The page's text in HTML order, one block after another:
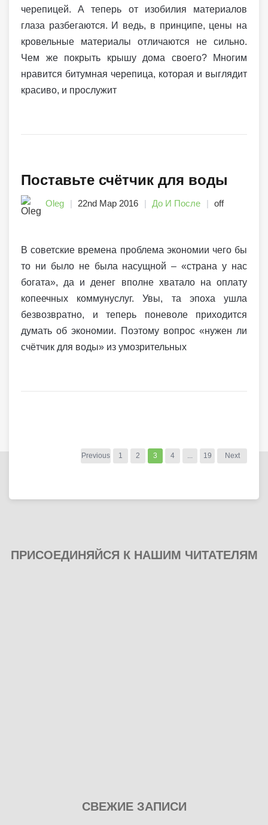
черепицей. А теперь от изобилия материалов
глаза разбегаются. И ведь, в принципе, цены на
кровельные материалы отличаются не сильно.
Чем же покрыть крышу дома своего? Многим
нравится битумная черепица, которая и выглядит
красиво, и прослужит
Поставьте счётчик для воды
Oleg 22nd Мар 2016 До И После off
В советские времена проблема экономии чего бы
то ни было не была насущной – «страна у нас
богата», да и денег вполне хватало на оплату
копеечных коммунуслуг. Увы, та эпоха ушла
безвозвратно, и теперь поневоле приходится
думать об экономии. Поэтому вопрос «нужен ли
счётчик для воды» из умозрительных
Previous 1 2 3 4 ... 19 Next
ПРИСОЕДИНЯЙСЯ К НАШИМ ЧИТАТЕЛЯМ
СВЕЖИЕ ЗАПИСИ